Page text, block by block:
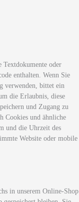
Textdokumente oder
enthalten. Wenn Sie
verwenden, bittet ein
die Erlaubnis, diese
und Zugang zu
Cookies und ähnliche
und die Uhrzeit des
Website oder mobile
in unserem Online-Shop